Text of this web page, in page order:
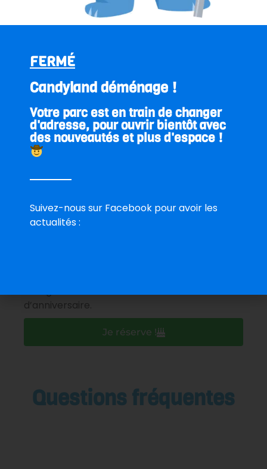
Date de la réservation
Heure d’arrivée
d’anniversaire.
Je réserve !
Questions fréquentes
FERMÉ
Candyland déménage !
Votre parc est en train de changer
d'adresse, pour ouvrir bientôt avec
des nouveautés et plus d'espace !
Suivez-nous sur Facebook pour avoir les
actualités :